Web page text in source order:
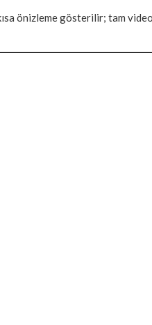
önizleme gösterilir; tam